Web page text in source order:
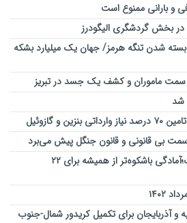
و بارانی ممنوع است
بسته شدن تنگه هرمز/ جهان یک میلیارد بشکه
سمت ماموران و کشف یک جسد در تبریز
شد
گازوئیل
سمت بی قانونی و قانون جنگل پیش می‌برد
مردم اصفهان پای کار انقلاب؛آمادگی باشکوه‌تر از همیشه برای ۲۲
و آذربایجان برای تکمیل کریدور شمال-جنوب